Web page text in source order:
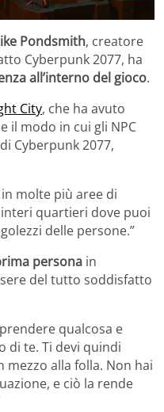
Pondsmith, creatore
Cyberpunk 2077, ha
all’interno del gioco.
City, che ha avuto
il modo in cui gli NPC
di Cyberpunk 2077,
molte più aree di
interi quartieri dove puoi
delle persone.”
persona in
del tutto soddisfatto
qualcosa e
di te. Ti devi quindi
mezzo alla folla. Non hai
e ciò la rende